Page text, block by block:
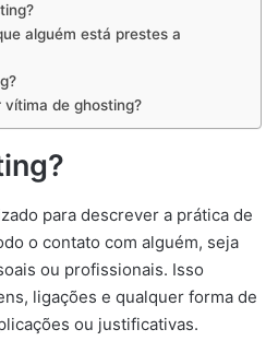
alguém está prestes a
de ghosting?
para descrever a prática de
o contato com alguém, seja
ou profissionais. Isso
ligações e qualquer forma de
ou justificativas.